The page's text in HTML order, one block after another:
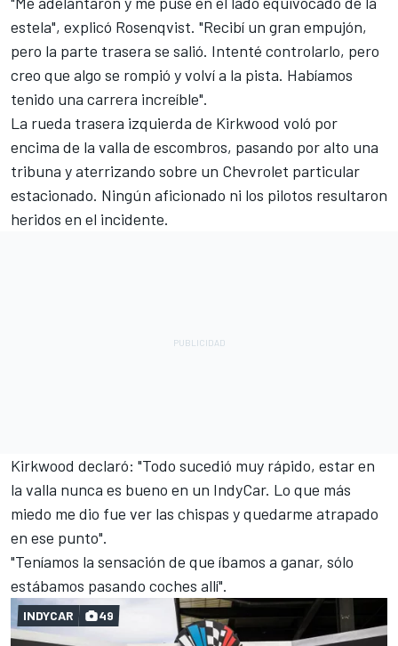
estela", explicó Rosenqvist. "Recibí un gran empujón,
pero la parte trasera se salió. Intenté controlarlo, pero
creo que algo se rompió y volví a la pista. Habíamos
tenido una carrera increíble".
La rueda trasera izquierda de Kirkwood voló por
encima de la valla de escombros, pasando por alto una
tribuna y aterrizando sobre un Chevrolet particular
estacionado. Ningún aficionado ni los pilotos resultaron
heridos en el incidente.
Kirkwood declaró: "Todo sucedió muy rápido, estar en
la valla nunca es bueno en un IndyCar. Lo que más
miedo me dio fue ver las chispas y quedarme atrapado
en ese punto".
"Teníamos la sensación de que íbamos a ganar, sólo
estábamos pasando coches allí".
INDYCAR 49